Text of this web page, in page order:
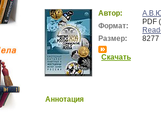
Автор:
Формат:
PDF
Размер:
8277
Скачать
Аннотация